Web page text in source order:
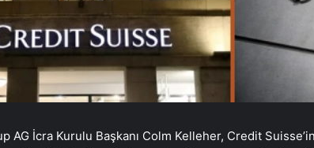
AG İcra Kurulu Başkanı Colm Kelleher, Credit